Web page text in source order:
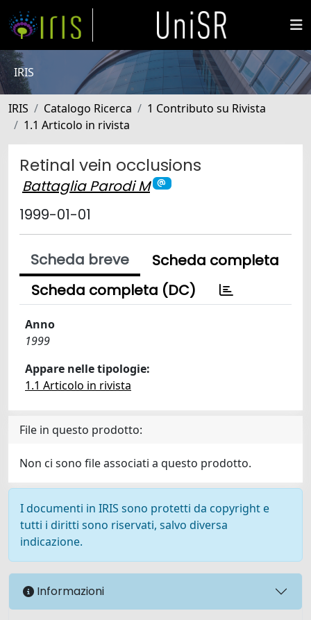
IRIS
IRIS Catalogo Ricerca
1 Contributo su Rivista
1.1 Articolo in rivista
Retinal vein occlusions
Battaglia Parodi M
1999-01-01
Scheda breve
Scheda completa
Scheda completa (DC)
Anno
1999
Appare nelle tipologie:
1.1 Articolo in rivista
File in questo prodotto:
Non ci sono file associati a questo prodotto.
I documenti in IRIS sono protetti da copyright e
tutti i diritti sono riservati, salvo diversa
indicazione.
Informazioni